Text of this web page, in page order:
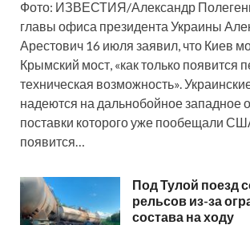
Фото: ИЗВЕСТИЯ/Александр
главы офиса президента Украины
Арестович 16 июля заявил, что Киев
Крымский мост, «как только появится
техническая возможность».
надеются на дальнобойное западное
поставки которого уже пообещали
появится…
Под Тулой поезд
рельсов из-за
состава на ходу